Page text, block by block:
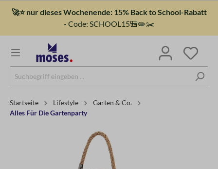
🚀⭐ nur dieses Wochenende: 15% Back to School-Rabatt
- Code: SCHOOL15🎒✏️✂️
Startseite Lifestyle
Garten & Co.
Alles Für Die Gartenparty